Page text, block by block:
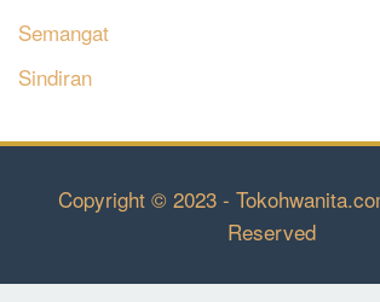
Semangat
Sindiran
Copyright © 2023 -
Reserved